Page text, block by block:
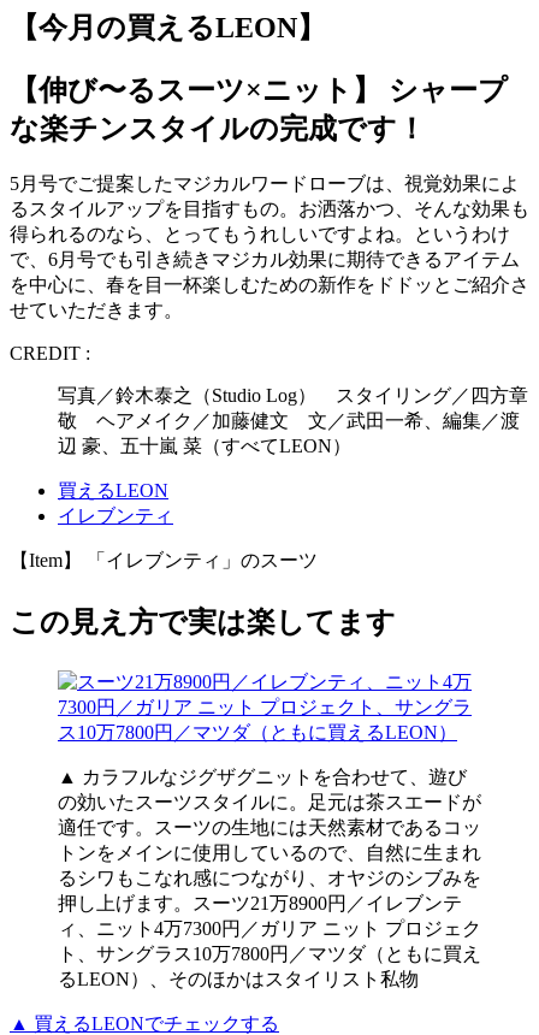
【今月の買えるLEON】
【伸び〜るスーツ×ニット】 シャープ
な楽チンスタイルの完成です！
5月号でご提案したマジカルワードローブは、視覚効果によ
るスタイルアップを目指すもの。お洒落かつ、そんな効果も
得られるのなら、とってもうれしいですよね。というわけ
で、6月号でも引き続きマジカル効果に期待できるアイテム
を中心に、春を目一杯楽しむための新作をドドッとご紹介さ
せていただきます。
CREDIT :
写真／鈴木泰之（Studio Log） スタイリング／四方章
敬 ヘアメイク／加藤健文 文／武田一希、編集／渡
辺 豪、五十嵐 菜（すべてLEON）
買えるLEON
イレブンティ
【Item】 「イレブンティ」のスーツ
この見え方で実は楽してます
▲ カラフルなジグザグニットを合わせて、遊び
の効いたスーツスタイルに。足元は茶スエードが
適任です。スーツの生地には天然素材であるコッ
トンをメインに使用しているので、自然に生まれ
るシワもこなれ感につながり、オヤジのシブみを
押し上げます。スーツ21万8900円／イレブンテ
ィ、ニット4万7300円／ガリア ニット プロジェク
ト、サングラス10万7800円／マツダ（ともに買え
るLEON）、そのほかはスタイリスト私物
▲ 買えるLEONでチェックする